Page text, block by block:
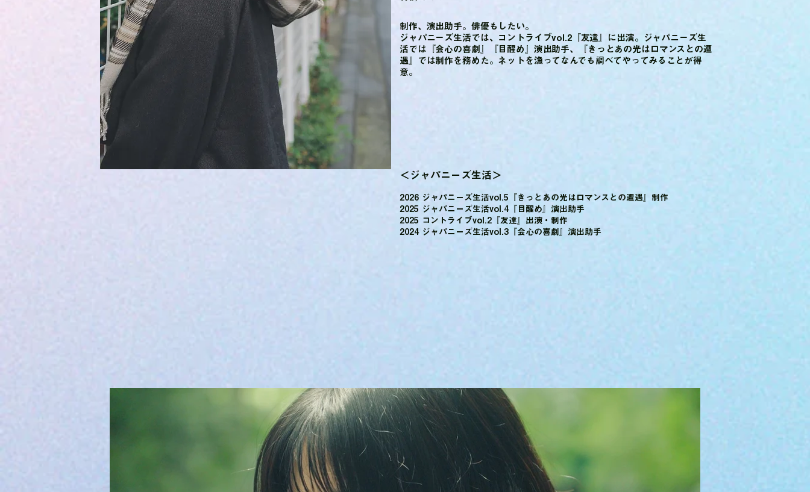
制作、演出助手。俳優もしたい。
ジャパニーズ生活では、コントライブvol.2『友達』に出演。ジャパニーズ生
活では『会心の喜劇』『目醒め』演出助手、『きっとあの光はロマンスとの遭
遇』では制作を務めた。ネットを漁ってなんでも調べてやってみることが得
意。
＜ジャパニーズ生活＞
2026 ジャパニーズ生活vol.5『きっとあの光はロマンスとの遭遇』制作
2025 ジャパニーズ生活vol.4『目醒め』演出助手
2025 コントライブvol.2『友達』出演・制作
2024 ジャパニーズ生活vol.3『会心の喜劇』演出助手